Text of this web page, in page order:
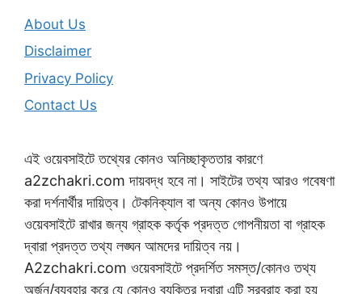
About Us
Disclaimer
Privacy Policy
Contact Us
এই ওয়েবসাইটে তথ্যের কোনও অনিচ্ছাকৃততার কারণে
a2zchakri.com দায়বদ্ধ হবে না। সাইটের তথ্য আরও গবেষণা
করা দর্শনার্থীর দায়িত্ব। টেকনিক্যাল বা অন্য কোনও উপায়ে
ওয়েবসাইটে রাখার জন্য গ্রাহক কর্তৃক প্রদত্ত গোপনীয়তা বা গ্রাহক
দ্বারা প্রদত্ত তথ্য লঙ্ঘন আমদের দায়িত্ব নয়।
A2zchakri.com ওয়েবসাইটে প্রদর্শিত সমস্ত/কোনও তথ্য
অর্জন/ব্যবহার করে যে কোনও ব্যক্তির দ্বারা এটি সরবরাহ করা হয়